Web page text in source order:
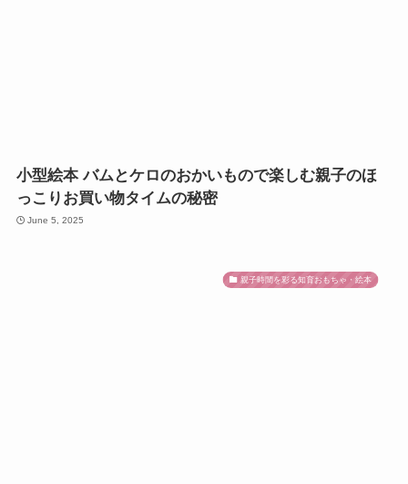
小型絵本 バムとケロのおかいもので楽しむ親子のほ
っこりお買い物タイムの秘密
June 5, 2025
親子時間を彩る知育おもちゃ・絵本